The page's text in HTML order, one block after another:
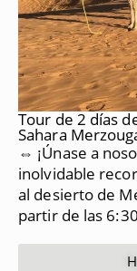
Tour de 2 días
Sahara
⇔ ¡Únase a
inolvidable
al desierto de
partir de las